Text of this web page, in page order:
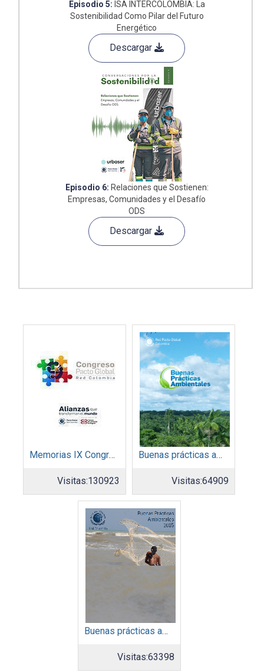
Episodio 5: ISA INTERCOLOMBIA: La
Sostenibilidad Como Pilar del Futuro
Energético
Descargar
Episodio 6: Relaciones que Sostienen:
Empresas, Comunidades y el Desafío
ODS
Descargar
Memorias IX Congreso Pacto Global 2019
Visitas:130923
Buenas prácticas ambientales 2014
Visitas:64909
Buenas prácticas ambientales 2015
Visitas:63398